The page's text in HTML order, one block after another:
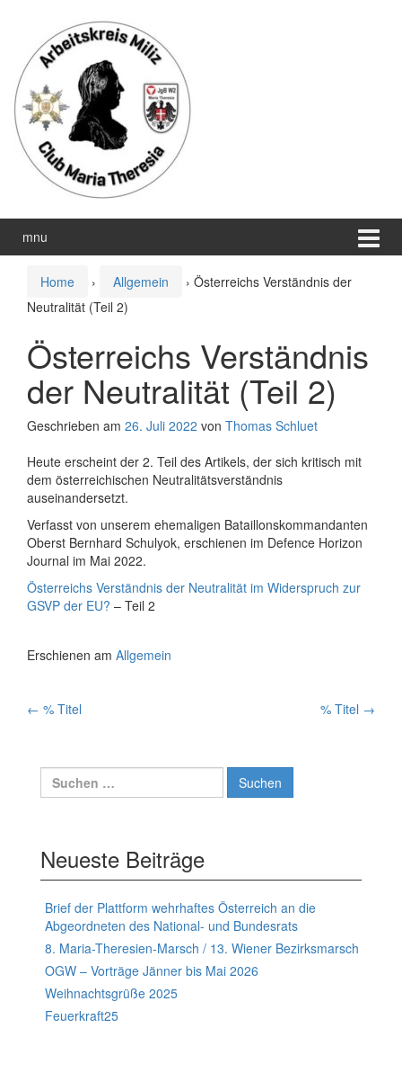
wechseln
Hauptmenü
springen
mnu
Home › Allgemein › Österreichs Verständnis der
Neutralität (Teil 2)
Österreichs Verständnis
der Neutralität (Teil 2)
Geschrieben am 26. Juli 2022 von Thomas Schluet
Heute erscheint der 2. Teil des Artikels, der sich kritisch mit
dem österreichischen Neutralitätsverständnis
auseinandersetzt.
Verfasst von unserem ehemaligen Bataillonskommandanten
Oberst Bernhard Schulyok, erschienen im Defence Horizon
Journal im Mai 2022.
Österreichs Verständnis der Neutralität im Widerspruch zur
GSVP der EU? – Teil 2
Erschienen am Allgemein
Artikelnavigation
← % Titel % Titel →
Suchen
nach:
Neueste Beiträge
Brief der Plattform wehrhaftes Österreich an die
Abgeordneten des National- und Bundesrats
8. Maria-Theresien-Marsch / 13. Wiener Bezirksmarsch
OGW – Vorträge Jänner bis Mai 2026
Weihnachtsgrüße 2025
Feuerkraft25